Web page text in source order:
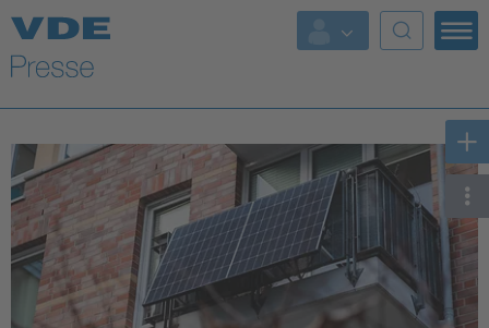
Top Themen
Fokusthemen
Energy
AI & Digital Trust
Health